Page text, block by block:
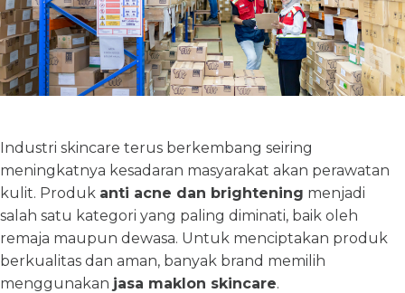
Industri skincare terus berkembang seiring
meningkatnya kesadaran masyarakat akan perawatan
kulit. Produk anti acne dan brightening menjadi
salah satu kategori yang paling diminati, baik oleh
remaja maupun dewasa. Untuk menciptakan produk
berkualitas dan aman, banyak brand memilih
menggunakan jasa maklon skincare.